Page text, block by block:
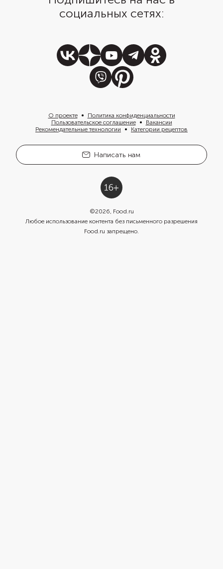
социальных сетях:
О проекте
Политика конфиденциальности
Пользовательское соглашение
Вакансии
Рекомендательные технологии
Категории рецептов
Написать нам
©2026, Food.ru
Любое использование контента без письменного разрешения
Food.ru запрещено.